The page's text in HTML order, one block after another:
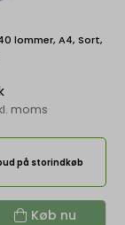
lommer, A4, Sort,
moms
på storindkøb
Køb nu